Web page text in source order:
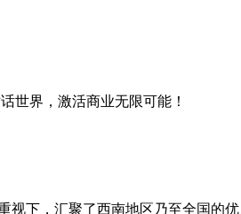
世界，激活商业无限可能！
下，汇聚了西南地区乃至全国的